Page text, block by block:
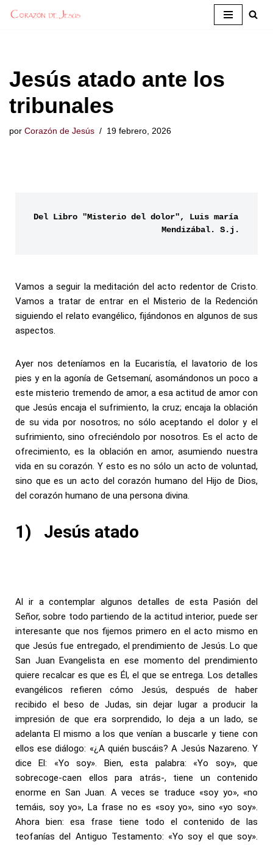
Jesús atado ante los
tribunales
por Corazón de Jesús 19 febrero, 2026
Del Libro "Misterio del dolor", Luis maría
Mendizábal. S.j.
Vamos a seguir la meditación del acto redentor de Cristo.
Vamos a tratar de entrar en el Misterio de la Redención
siguiendo el relato evangélico, fijándonos en algunos de sus
aspectos.
Ayer nos deteníamos en la Eucaristía, el lavatorio de los
pies y en la agonía de Getsemaní, asomándonos un poco a
este misterio tremendo de amor, a esa actitud de amor con
que Jesús encaja el sufrimiento, la cruz; encaja la oblación
de su vida por nosotros; no sólo aceptando el dolor y el
sufrimiento, sino ofreciéndolo por nosotros. Es el acto de
ofrecimiento, es la oblación en amor, asumiendo nuestra
vida en su corazón. Y esto es no sólo un acto de voluntad,
sino que es un acto del corazón humano del Hijo de Dios,
del corazón humano de una persona divina.
1) Jesús atado
Al ir a contemplar algunos detalles de esta Pasión del
Señor, sobre todo partiendo de la actitud interior, puede ser
interesante que nos fijemos primero en el acto mismo en
que Jesús fue entregado, el prendimiento de Jesús. Lo que
San Juan Evangelista en ese momento del prendimiento
quiere recalcar es que es Él, el que se entrega. Los detalles
evangélicos refieren cómo Jesús, después de haber
recibido el beso de Judas, sin dejar lugar a producir la
impresión de que era sorprendido, lo deja a un lado, se
adelanta El mismo a los que venían a buscarle y tiene con
ellos ese diálogo: «¿A quién buscáis? A Jesús Nazareno. Y
dice El: «Yo soy». Bien, esta palabra: «Yo soy», que
sobrecoge-caen ellos para atrás-, tiene un contenido
enorme en San Juan. A veces se traduce «soy yo», «no
temáis, soy yo», La frase no es «soy yo», sino «yo soy».
Ahora bien: esa frase tiene todo el contenido de las
teofanías del Antiguo Testamento: «Yo soy el que soy».